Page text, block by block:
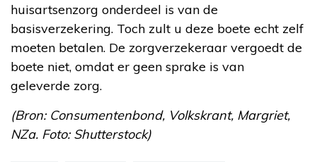
huisartsenzorg onderdeel is van de
basisverzekering. Toch zult u deze boete echt zelf
moeten betalen. De zorgverzekeraar vergoedt de
boete niet, omdat er geen sprake is van
geleverde zorg.
(Bron: Consumentenbond, Volkskrant, Margriet,
NZa. Foto: Shutterstock)